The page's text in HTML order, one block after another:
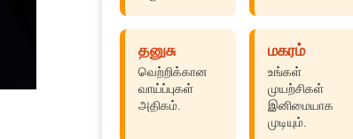
தனுசு
வெற்றிக்கான
வாய்ப்புகள்
அதிகம்.
மகரம்
உங்கள்
முயற்சிகள்
இனிமையாக
முடியும்.